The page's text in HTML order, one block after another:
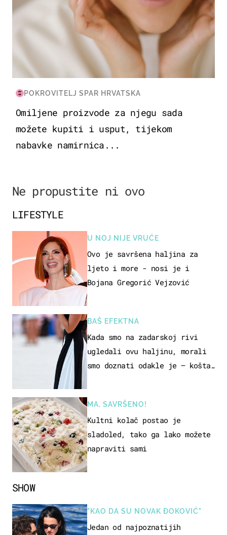
POKROVITELJ SPAR HRVATSKA
Omiljene proizvode za njegu sada
možete kupiti i usput, tijekom
nabavke namirnica...
Ne propustite ni ovo
SHOW
"KAO DA SU NOVAK ĐOKOVIĆ"
Jedan od najpoznatijih
LIFESTYLE
U NOJ NIJE VRUĆE
Ovo je savršena haljina za
ljeto i more - nosi je i
Bojana Gregorić Vejzović
BAŠ EFEKTNA
Kada smo na zadarskoj rivi
ugledali ovu haljinu, morali
smo doznati odakle je – košta
MA, SAVRŠENO!
Kultni kolač postao je
sladoled, tako ga lako možete
napraviti sami